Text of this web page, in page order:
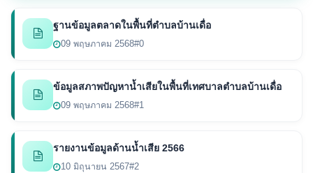
ฐานข้อมูลตลาดในพื้นที่ตำบลบ้านเดื่อ
09 พฤษภาคม 2568#0
ข้อมูลสภาพปัญหาน้ำเสียในพื้นที่เทศบาลตำบลบ้านเดื่อ
09 พฤษภาคม 2568#1
รายงานข้อมูลด้านน้ำเสีย 2566
10 มิถุนายน 2567#2